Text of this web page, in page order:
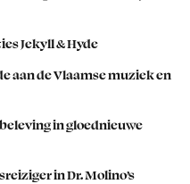
Jekyll & Hyde
aan de Vlaamse muziek en
in gloednieuwe
in Dr. Molino’s